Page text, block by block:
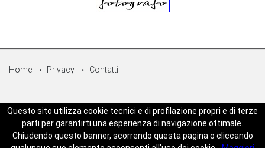
Home Privacy Contatti
© Copyright 2026 - Sicilpress Publisher soc.coop - P.Iva:
07050860829 - WEBSICILIANEWS è una testata registrata - Aut. del
tribunale di Palermo n.5 del 18/05/2023 - Direttore Responsabile
Joseph Zambito - Powered by Mt-Web Agency
Questo sito utilizza cookie tecnici e di profilazione propri e di terze
parti per garantirti una esperienza di navigazione ottimale.
Chiudendo questo banner, scorrendo questa pagina o cliccando